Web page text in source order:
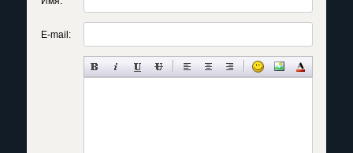
E-mail: